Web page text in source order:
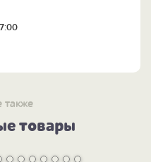
также
товары